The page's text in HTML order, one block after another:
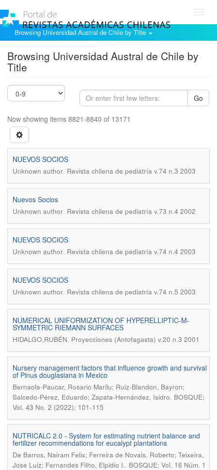
Browsing Universidad Austral de Chile by Title
Browsing Universidad Austral de Chile by
Title
Go
Now showing items 8821-8840 of 13171
NUEVOS SOCIOS
Unknown author. Revista chilena de pediatría v.74 n.3 2003
Nuevos Socios
Unknown author. Revista chilena de pediatría v.73 n.4 2002
NUEVOS SOCIOS
Unknown author. Revista chilena de pediatría v.74 n.4 2003
NUEVOS SOCIOS
Unknown author. Revista chilena de pediatría v.74 n.5 2003
NUMERICAL UNIFORMIZATION OF HYPERELLIPTIC-M-
SYMMETRIC RIEMANN SURFACES
HIDALGO,RUBÉN. Proyecciones (Antofagasta) v.20 n.3 2001
Nursery management factors that influence growth and survival
of Pinus douglasiana in Mexico
Bernaola-Paucar, Rosario Marilu; Ruiz-Blandon, Bayron;
Salcedo-Pérez, Eduardo; Zapata-Hernández, Isidro. BOSQUE;
Vol. 43 No. 2 (2022); 101-115
NUTRICALC 2.0 - System for estimating nutrient balance and
fertilizer recommendations for eucalypt plantations
De Barros, Nairam Felix; Ferreira de Novais, Roberto; Teixeira,
Jose Luiz; Fernandes Filho, Elpidio I.. BOSQUE; Vol. 16 Núm. 1